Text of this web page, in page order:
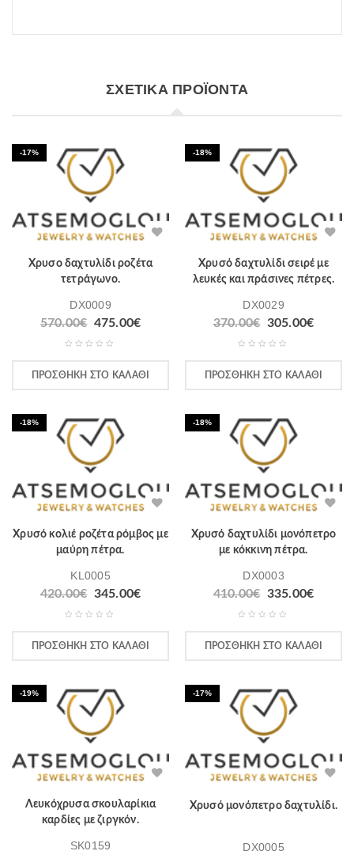
ΣΧΕΤΙΚΆ ΠΡΟΪΌΝΤΑ
-17%
Χρυσο δαχτυλίδι ροζέτα
τετράγωνο.
DX0009
570.00€ 475.00€
ΠΡΟΣΘΉΚΗ ΣΤΟ ΚΑΛΆΘΙ
-18%
Χρυσό δαχτυλίδι σειρέ με
λευκές και πράσινες πέτρες.
DX0029
370.00€ 305.00€
ΠΡΟΣΘΉΚΗ ΣΤΟ ΚΑΛΆΘΙ
-18%
Χρυσό κολιέ ροζέτα ρόμβος με
μαύρη πέτρα.
KL0005
420.00€ 345.00€
ΠΡΟΣΘΉΚΗ ΣΤΟ ΚΑΛΆΘΙ
-18%
Χρυσό δαχτυλίδι μονόπετρο
με κόκκινη πέτρα.
DX0003
410.00€ 335.00€
ΠΡΟΣΘΉΚΗ ΣΤΟ ΚΑΛΆΘΙ
-19%
Λευκόχρυσα σκουλαρίκια
καρδίες με ζιργκόν.
SK0159
-17%
Χρυσό μονόπετρο δαχτυλίδι.
DX0005